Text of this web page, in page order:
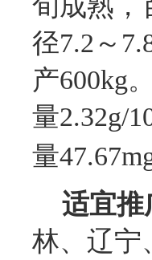
旬成熟
径7.2 ～
产600kg
量2.32g/
量
适宜推
林、辽宁